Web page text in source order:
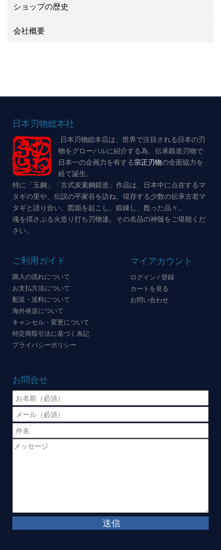
ショップの歴史
会社概要
日本刃物総本社
日本刃物総本店は、世界で注目される日本の刃
物をグローバルに紹介する為、伝承鍛造刃物で
日本一の企画力を有する宗正刃物の全面協力を
経て誕生。
特に「玉鋼」「古式炭素鋼鍛造」作品は、日本中に点在するマ
タギの里や、伝説の平家谷を訪ね、現存する少数の伝承古老マ
タギと語り合い、図面を起こし、鍛錬し、甦った品々。
魂を揺さぶる火造り打ち刃物達。その名品の神髄をご堪能くだ
さい。
ご利用ガイド
購入の流れについて
お支払方法について
配送・送料について
海外発送について
キャンセル・変更について
特定商取引法に基づく表記
プライバシーポリシー
マイアカウント
ログイン / 登録
カートを見る
お問い合わせ
お問合せ